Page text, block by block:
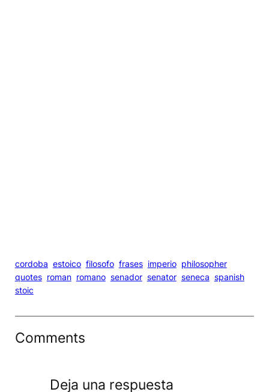
cordoba estoico filosofo frases imperio philosopher
quotes roman romano senador senator seneca spanish
stoic
Comments
Deja una respuesta